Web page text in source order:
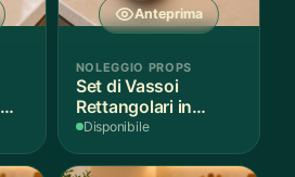
Anteprima
NOLEGGIO PROPS
Set di Vassoi
Rettangolari in
Finitura Legno
Disponibile